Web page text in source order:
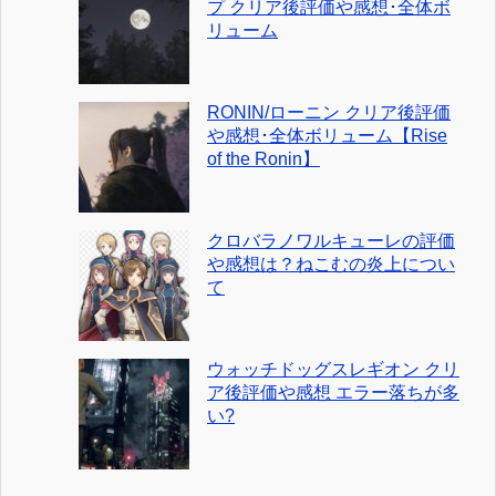
プ クリア後評価や感想･全体ボ
リューム
RONIN/ローニン クリア後評価
や感想･全体ボリューム【Rise
of the Ronin】
クロバラノワルキューレの評価
や感想は？ねこむの炎上につい
て
ウォッチドッグスレギオン クリ
ア後評価や感想 エラー落ちが多
い?